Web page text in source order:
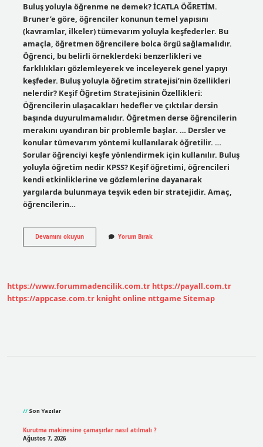
Buluş yoluyla öğrenme ne demek? İCATLA ÖĞRETİM.
Bruner’e göre, öğrenciler konunun temel yapısını
(kavramlar, ilkeler) tümevarım yoluyla keşfederler. Bu
amaçla, öğretmen öğrencilere bolca örgü sağlamalıdır.
Öğrenci, bu belirli örneklerdeki benzerlikleri ve
farklılıkları gözlemleyerek ve inceleyerek genel yapıyı
keşfeder. Buluş yoluyla öğretim stratejisi’nin özellikleri
nelerdir? Keşif Öğretim Stratejisinin Özellikleri:
Öğrencilerin ulaşacakları hedefler ve çıktılar dersin
başında duyurulmamalıdır. Öğretmen derse öğrencilerin
merakını uyandıran bir problemle başlar. … Dersler ve
konular tümevarım yöntemi kullanılarak öğretilir. …
Sorular öğrenciyi keşfe yönlendirmek için kullanılır. Buluş
yoluyla öğretim nedir KPSS? Keşif öğretimi, öğrencileri
kendi etkinliklerine ve gözlemlerine dayanarak
yargılarda bulunmaya teşvik eden bir stratejidir. Amaç,
öğrencilerin…
Devamını okuyunBuluş
Yoluyla
Yorum Bırak
https://www.forummadencilik.com.tr https://payall.com.tr
https://appcase.com.tr knight online nttgame Sitemap
Son Yazılar
Kurutma makinesine çamaşırlar nasıl atılmalı ?
Ağustos 7, 2026